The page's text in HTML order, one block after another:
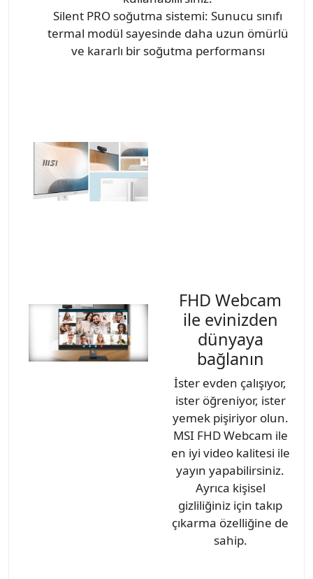
Silent PRO soğutma sistemi: Sunucu sınıfı
termal modül sayesinde daha uzun ömürlü
ve kararlı bir soğutma performansı
FHD Webcam
ile evinizden
dünyaya
bağlanın
İster evden çalışıyor,
ister öğreniyor, ister
yemek pişiriyor olun.
MSI FHD Webcam ile
en iyi video kalitesi ile
yayın yapabilirsiniz.
Ayrıca kişisel
gizliliğiniz için takıp
çıkarma özelliğine de
sahip.